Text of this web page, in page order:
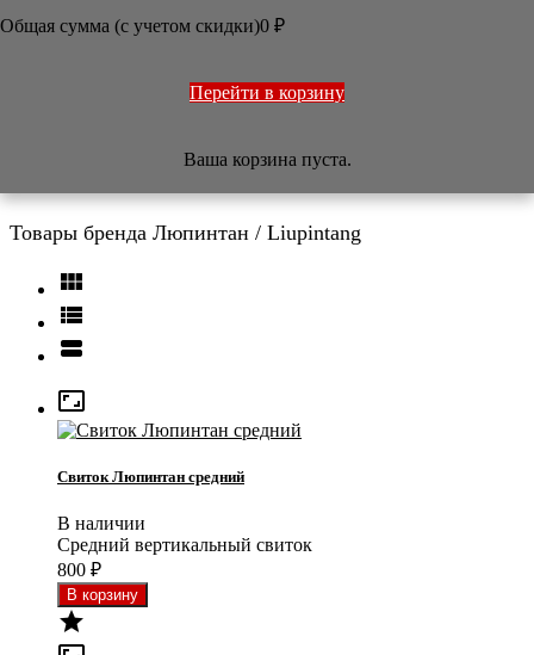
ПЕЧАТИ
ТОВАРЫ ИЗ ЯПОНИИ
Люпинтан / Liupintang
Товары бренда Люпинтан / Liupintang




Свиток Люпинтан средний
В наличии
Средний вертикальный свиток
800 ₽

Общая сумма (с учетом скидки)0 ₽
Перейти в корзину
Ваша корзина пуста.